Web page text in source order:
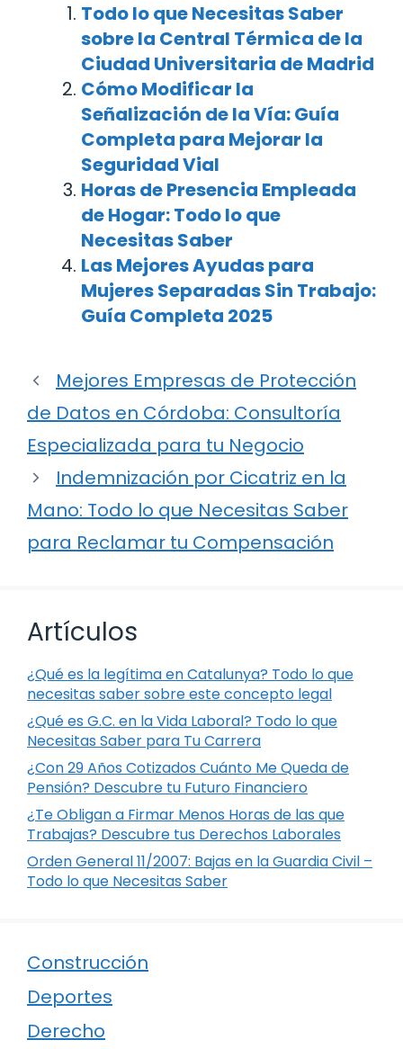
Todo lo que Necesitas Saber
sobre la Central Térmica de la
Ciudad Universitaria de Madrid
Cómo Modificar la
Señalización de la Vía: Guía
Completa para Mejorar la
Seguridad Vial
Horas de Presencia Empleada
de Hogar: Todo lo que
Necesitas Saber
Las Mejores Ayudas para
Mujeres Separadas Sin Trabajo:
Guía Completa 2025
Mejores Empresas de Protección
de Datos en Córdoba: Consultoría
Especializada para tu Negocio
Indemnización por Cicatriz en la
Mano: Todo lo que Necesitas Saber
para Reclamar tu Compensación
Artículos
¿Qué es la legítima en Catalunya? Todo lo que
necesitas saber sobre este concepto legal
¿Qué es G.C. en la Vida Laboral? Todo lo que
Necesitas Saber para Tu Carrera
¿Con 29 Años Cotizados Cuánto Me Queda de
Pensión? Descubre tu Futuro Financiero
¿Te Obligan a Firmar Menos Horas de las que
Trabajas? Descubre tus Derechos Laborales
Orden General 11/2007: Bajas en la Guardia Civil –
Todo lo que Necesitas Saber
Construcción
Deportes
Derecho